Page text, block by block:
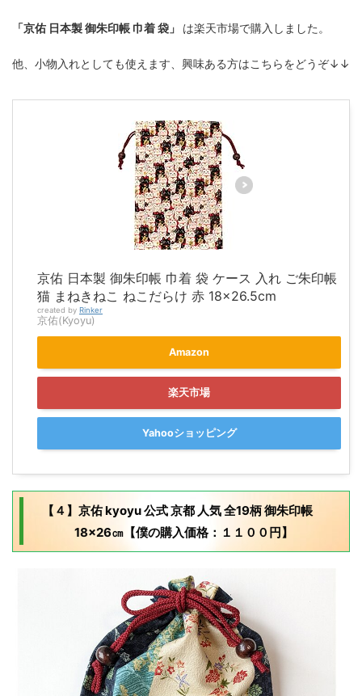
「京佑 日本製 御朱印帳 巾着 袋」 は楽天市場で購入しました。
他、小物入れとしても使えます、興味ある方はこちらをどうぞ↓↓
京佑 日本製 御朱印帳 巾着 袋 ケース 入れ ご朱印帳
猫 まねきねこ ねこだらけ 赤 18×26.5cm
created by Rinker
京佑(Kyoyu)
Amazon
楽天市場
Yahooショッピング
【４】京佑 kyoyu 公式 京都 人気 全19柄 御朱印帳
18×26㎝【僕の購入価格：１１００円】